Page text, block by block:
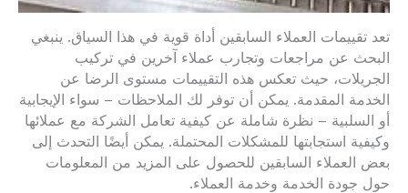
تعد تقييمات العملاء السابقين أداة قوية في هذا السياق. ينبغي
البحث عن مراجعات وتجارب عملاء آخرين في تركيب
الجريلات، حيث تعكس هذه التقييمات مستوى الرضا عن
الخدمة المقدمة. يمكن أن توفر لك الملاحظات – سواء الإيجابية
أو السلبية – نظرة شاملة عن كيفية تعامل الشركة مع عملائها
وكيفية استجابتها للمشكلات المحتملة. يمكن أيضًا التحدث إلى
بعض العملاء السابقين للحصول على المزيد من المعلومات
حول جودة الخدمة وخدمة العملاء.